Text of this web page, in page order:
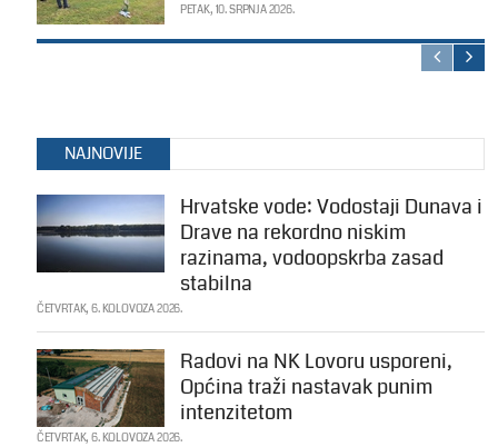
PETAK, 10. SRPNJA 2026.
NAJNOVIJE
Hrvatske vode: Vodostaji Dunava i
Drave na rekordno niskim
razinama, vodoopskrba zasad
stabilna
ČETVRTAK, 6. KOLOVOZA 2026.
Radovi na NK Lovoru usporeni,
Općina traži nastavak punim
intenzitetom
ČETVRTAK, 6. KOLOVOZA 2026.